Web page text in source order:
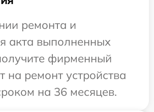
ремонта и
акта выполненных
фирменный
на ремонт устройства
на 36 месяцев.